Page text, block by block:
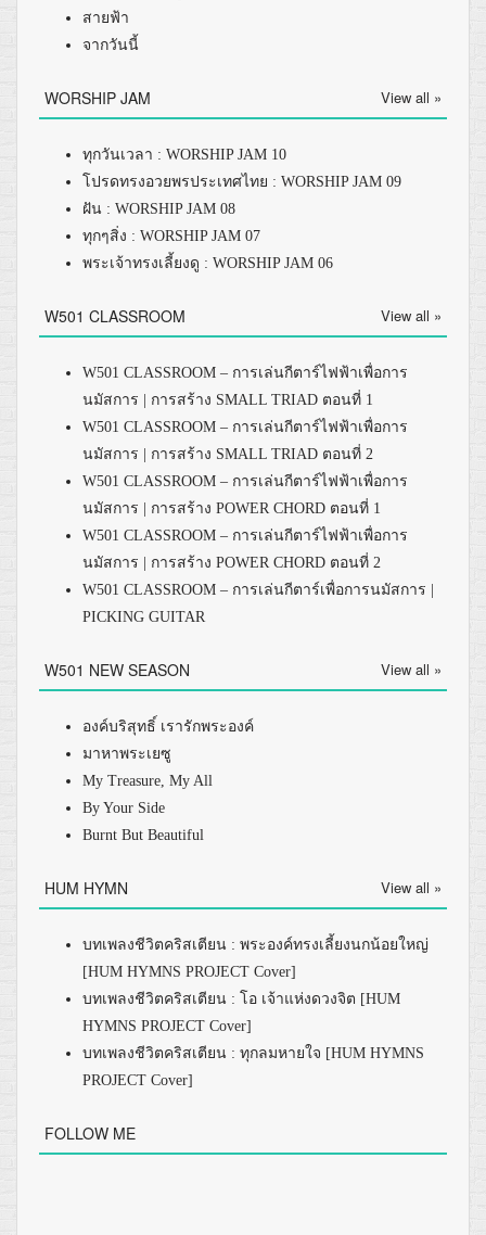
สายฟ้า
จากวันนี้
WORSHIP JAM View all »
ทุกวันเวลา : WORSHIP JAM 10
โปรดทรงอวยพรประเทศไทย : WORSHIP JAM 09
ฝัน : WORSHIP JAM 08
ทุกๆสิ่ง : WORSHIP JAM 07
พระเจ้าทรงเลี้ยงดู : WORSHIP JAM 06
W501 CLASSROOM View all »
W501 CLASSROOM – การเล่นกีตาร์ไฟฟ้าเพื่อการ
นมัสการ | การสร้าง SMALL TRIAD ตอนที่ 1
W501 CLASSROOM – การเล่นกีตาร์ไฟฟ้าเพื่อการ
นมัสการ | การสร้าง SMALL TRIAD ตอนที่ 2
W501 CLASSROOM – การเล่นกีตาร์ไฟฟ้าเพื่อการ
นมัสการ | การสร้าง POWER CHORD ตอนที่ 1
W501 CLASSROOM – การเล่นกีตาร์ไฟฟ้าเพื่อการ
นมัสการ | การสร้าง POWER CHORD ตอนที่ 2
W501 CLASSROOM – การเล่นกีตาร์เพื่อการนมัสการ |
PICKING GUITAR
W501 NEW SEASON View all »
องค์บริสุทธิ์ เรารักพระองค์
มาหาพระเยซู
My Treasure, My All
By Your Side
Burnt But Beautiful
HUM HYMN View all »
บทเพลงชีวิตคริสเตียน : พระองค์ทรงเลี้ยงนกน้อยใหญ่
[HUM HYMNS PROJECT Cover]
บทเพลงชีวิตคริสเตียน : โอ เจ้าแห่งดวงจิต [HUM
HYMNS PROJECT Cover]
บทเพลงชีวิตคริสเตียน : ทุกลมหายใจ [HUM HYMNS
PROJECT Cover]
FOLLOW ME